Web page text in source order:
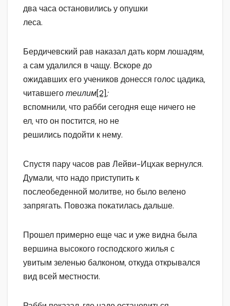
два часа остановились у опушки
леса.
Бердичевский рав наказал дать корм лошадям,
а сам удалился в чащу. Вскоре до
ожидавших его учеников донесся голос цадика,
читавшеготеилим[2];
вспомнили, что рабби сегодня еще ничего не
ел, что он постится, но не
решились подойти к нему.
Спустя пару часов рав Лейви-Ицхак вернулся.
Думали, что надо приступить к
послеобеденной молитве, но было велено
запрягать. Повозка покатилась дальше.
Прошел примерно еще час и уже видна была
вершина высокого господского жилья с
увитым зеленью балконом, откуда открывался
вид всей местности.